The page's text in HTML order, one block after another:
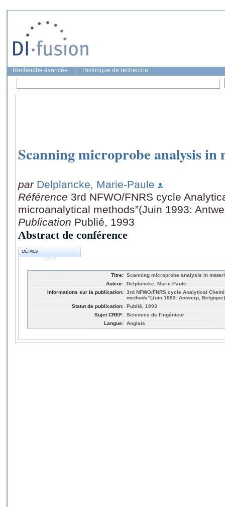
Recherche avancée Historique de recherche
Scanning microprobe analysis in
par Delplancke, Marie-Paule
Référence 3rd NFWO/FNRS cycle
microanalytical methods”(Juin 1993:
Publication Publié, 1993
Abstract de conférence
DÉTAILS
Titre: Scanning microprobe analysis in
Auteur: Delplancke, Marie-Paule
Informations sur la publication: 3rd NFWO/FNRS cycle Analytical
methods”(Juin 1993: Antwerp,
Statut de publication: Publié, 1993
Sujet CREF: Sciences de l'ingénieur
Langue: Anglais